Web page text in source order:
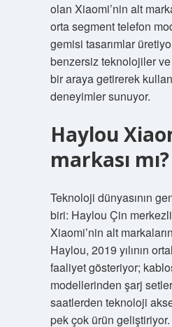
olan Xiaomi’nin alt
orta segment telefon
gemisi tasarımlar
benzersiz teknolojiler ve
bir araya getirerek
deneyimler sunuyor.
Haylou
markası mı?
Teknoloji dünyasının
biri: Haylou Çin
Xiaomi’nin alt
Haylou, 2019 yılının
faaliyet gösteriyor;
modellerinden şarj
saatlerden teknoloji
pek çok ürün geliştiriyor.